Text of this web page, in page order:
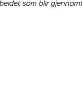
som blir